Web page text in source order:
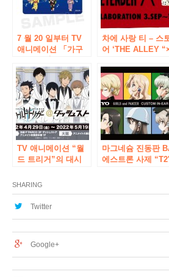
(금)부터 스타트!
추첨 회도 실시!
7 월 20 일부터 TV
애니메이션 「가구
~ 천재들의 연애 두
뇌 싸움 ~ “이벤
트”보크스에서도 고
들하고 싶다 “가 개
최!
차에 사랑 티 – 스
어 ‘THE ALLEY
「GREAT
PRETENDER’의
체 기획이 9/3 (목)
터 한정 점포에서
작!
TV 애니메이션 “월
드 트리거”의 대시
아키하바라·오사카
니혼바시에서 기간
한정 오픈! 신작 일러
마그네슘 진동판
에스트론 사제
– 이어 모니터와 인
SHARING
Twitter
Google+